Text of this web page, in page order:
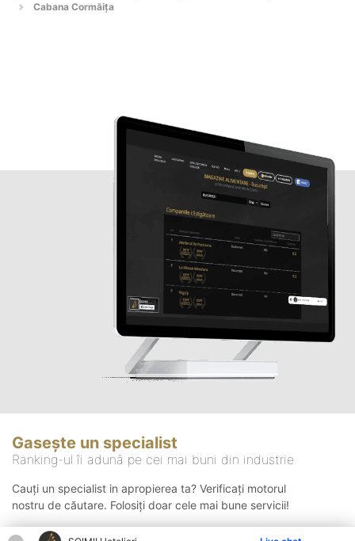
Cabana Cormăiţa
Gasește un specialist
Ranking-ul îi adună pe cei mai buni din industrie
Cauți un specialist in apropierea ta? Verificați motorul
nostru de căutare. Folosiți doar cele mai bune servicii!